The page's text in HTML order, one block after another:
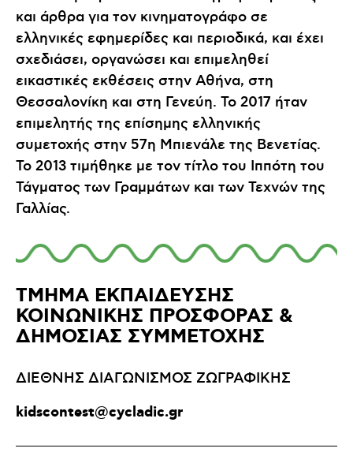
και άρθρα για τον κινηματογράφο σε
ελληνικές εφημερίδες και περιοδικά, και έχει
σχεδιάσει, οργανώσει και επιμεληθεί
εικαστικές εκθέσεις στην Αθήνα, στη
Θεσσαλονίκη και στη Γενεύη. Το 2017 ήταν
επιμελητής της επίσημης ελληνικής
συμετοχής στην 57η Μπιενάλε της Βενετίας.
Το 2013 τιμήθηκε με τον τίτλο του Ιππότη του
Τάγματος των Γραμμάτων και των Τεχνών της
Γαλλίας.
ΤΜΗΜΑ ΕΚΠΑΙΔΕΥΣΗΣ
ΚΟΙΝΩΝΙΚΗΣ ΠΡΟΣΦΟΡΑΣ &
ΔΗΜΟΣΙΑΣ ΣΥΜΜΕΤΟΧΗΣ
ΔΙΕΘΝΗΣ ΔΙΑΓΩΝΙΣΜΟΣ ΖΩΓΡΑΦΙΚΗΣ
kidscontest@cycladic.gr